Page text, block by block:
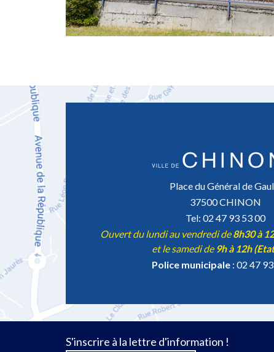
Place du Général de
37500 CHINON
Tel: 02 47 93 53 00
Ouvert du lundi au vendredi de8h30 à
et le samedi de 9h à 12h
Police municipale : 02 47
S'inscrire à la lettre d'information !